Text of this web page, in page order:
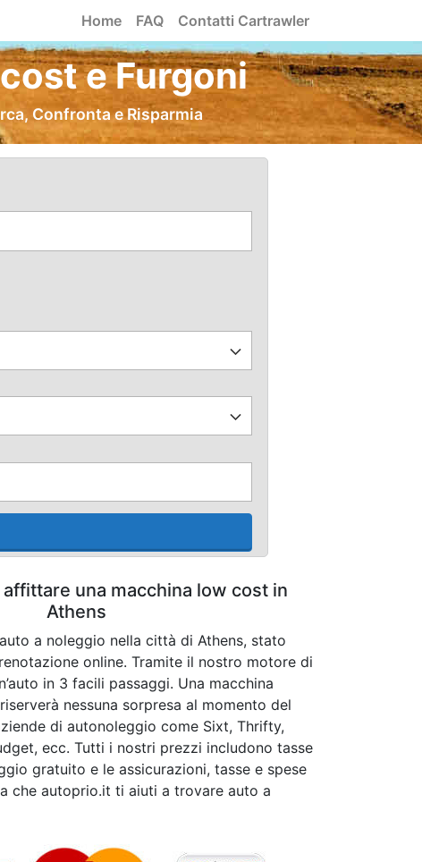
Home FAQ Contatti Cartrawler
e Furgoni
Confronta e Risparmia
una macchina low cost in
Athens
a noleggio nella città di Athens, stato
online. Tramite il nostro motore di
in 3 facili passaggi. Una macchina
nessuna sorpresa al momento del
di autonoleggio come Sixt, Thrifty,
ecc. Tutti i nostri prezzi includono tasse
gratuito e le assicurazioni, tasse e spese
che autoprio.it ti aiuti a trovare auto a